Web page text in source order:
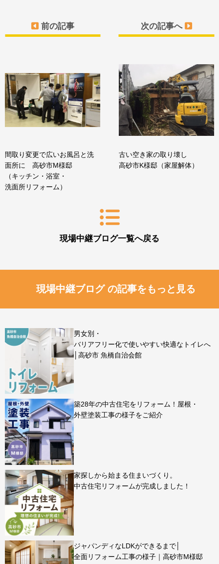
前の記事
間取り変更で広いお風呂と洗
面所に 高砂市M様邸
（キッチン・浴室・
洗面所リフォーム）
現場中継ブログ一覧へ戻る
次の記事へ
古い空き家の取り壊し
高砂市K様邸（家屋解体）
現場中継ブログ の記事をもっと見る
男女別・
バリアフリー化で使いやすい快適なトイレへ
│高砂市 魚橋自治会館
築28年の中古住宅をリフォーム！屋根・
外壁塗装工事の様子をご紹介
家探しから始まる住まいづくり。
中古住宅リフォームが完成しました！
ジャパンディなLDKができるまで│
全面リフォーム工事の様子｜高砂市M様邸